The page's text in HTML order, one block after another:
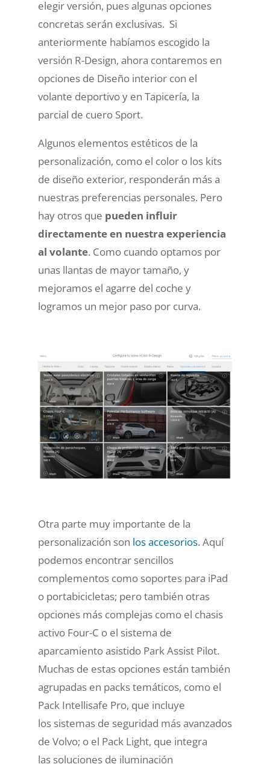
elegir versión, pues algunas opciones
concretas serán exclusivas. Si
anteriormente habíamos escogido la
versión R-Design, ahora contaremos en
opciones de Diseño interior con el
volante deportivo y en Tapicería, la
parcial de cuero Sport.
Algunos elementos estéticos de la
personalización, como el color o los kits
de diseño exterior, responderán más a
nuestras preferencias personales. Pero
hay otros que pueden influir
directamente en nuestra experiencia
al volante. Como cuando optamos por
unas llantas de mayor tamaño, y
mejoramos el agarre del coche y
logramos un mejor paso por curva.
Otra parte muy importante de la
personalización son los accesorios. Aquí
podemos encontrar sencillos
complementos como soportes para iPad
o portabicicletas; pero también otras
opciones más complejas como el chasis
activo Four-C o el sistema de
aparcamiento asistido Park Assist Pilot.
Muchas de estas opciones están también
agrupadas en packs temáticos, como el
Pack Intellisafe Pro, que incluye
los sistemas de seguridad más avanzados
de Volvo; o el Pack Light, que integra
las soluciones de iluminación